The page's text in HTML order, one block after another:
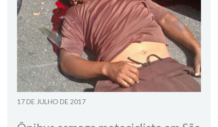
17 DE JULHO DE 2017